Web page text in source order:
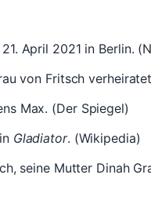
April 2021 in Berlin.
von Fritsch
Max. (Der Spiegel)
Gladiator. (Wikipedia)
seine Mutter Dinah